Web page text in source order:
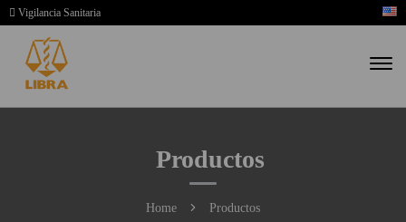
Vigilancia Sanitaria
Productos
Home Productos